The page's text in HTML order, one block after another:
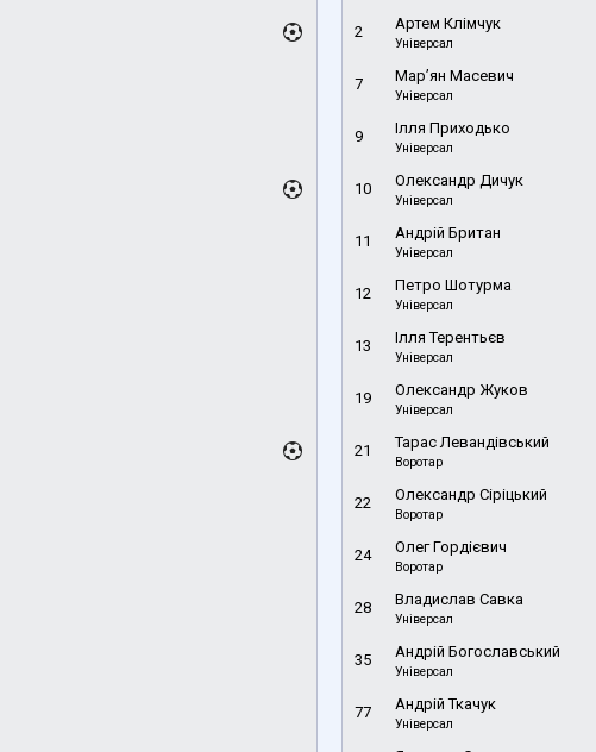
2 Артем Клімчук
Універсал
7 Мар’ян Масевич
Універсал
9 Ілля Приходько
Універсал
10 Олександр Дичук
Універсал
11 Андрій Британ
Універсал
12 Петро Шотурма
Універсал
13 Ілля Терентьєв
Універсал
19 Олександр Жуков
Універсал
21 Тарас Левандівський
Воротар
22 Олександр Сіріцький
Воротар
24 Олег Гордієвич
Воротар
28 Владислав Савка
Універсал
35 Андрій Богославський
Універсал
77 Андрій Ткачук
Універсал